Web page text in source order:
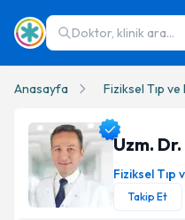
Doktor, klinik ara...
Anasayfa Fiziksel Tıp
Uzm.
Fiziksel Tıp
Takip Et